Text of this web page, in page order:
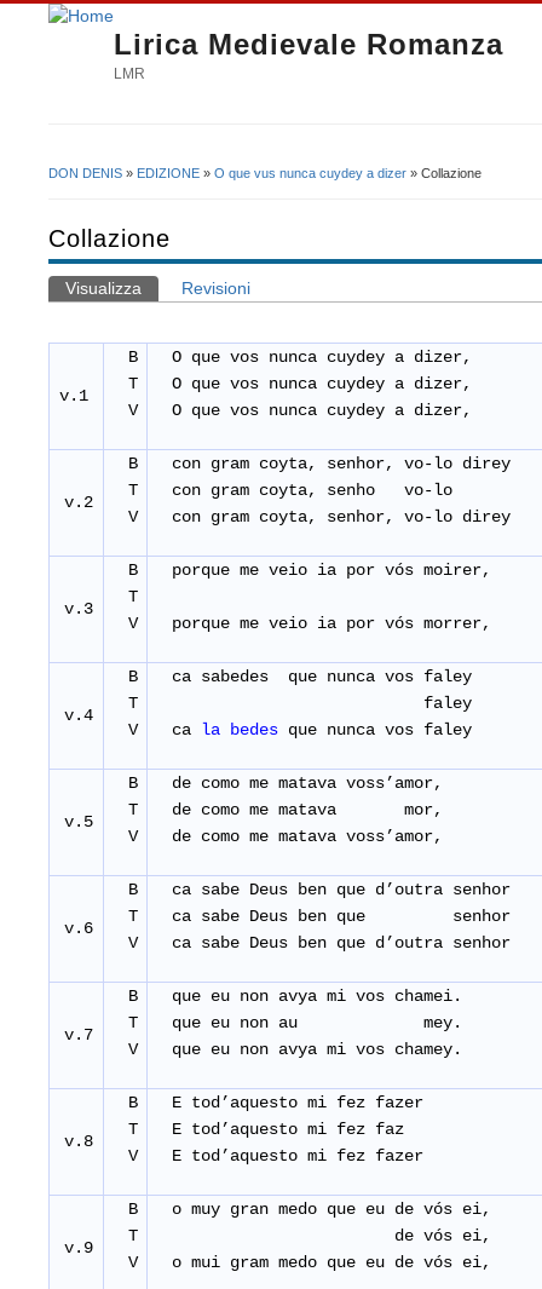
Lirica Medievale Romanza
LMR
DON DENIS » EDIZIONE » O que vus nunca cuydey a dizer » Collazione
Collazione
Schede primarie
Visualizza (scheda attiva)
Revisioni
v.1
B
T
V
O que vos nunca cuydey a dizer,
O que vos nunca cuydey a dizer,
O que vos nunca cuydey a dizer,
v.2
B
T
V
con gram coyta, senhor, vo-lo direy
con gram coyta, senho vo-lo
con gram coyta, senhor, vo-lo direy
v.3
B
T
V
porque me veio ia por vós moirer,
porque me veio ia por vós morrer,
v.4
B
T
V
ca sabedes que nunca vos faley
faley
ca la bedes que nunca vos faley
v.5
B
T
V
de como me matava voss’amor,
de como me matava mor,
de como me matava voss’amor,
v.6
B
T
V
ca sabe Deus ben que d’outra senhor
ca sabe Deus ben que senhor
ca sabe Deus ben que d’outra senhor
v.7
B
T
V
que eu non avya mi vos chamei.
que eu non au mey.
que eu non avya mi vos chamey.
v.8
B
T
V
E tod’aquesto mi fez
E tod’aquesto mi fez faz
E tod’aquesto mi fez
v.9
B
T
V
o muy gran medo que eu de vós ei,
de vós ei,
o mui gram medo que eu de vós ei,